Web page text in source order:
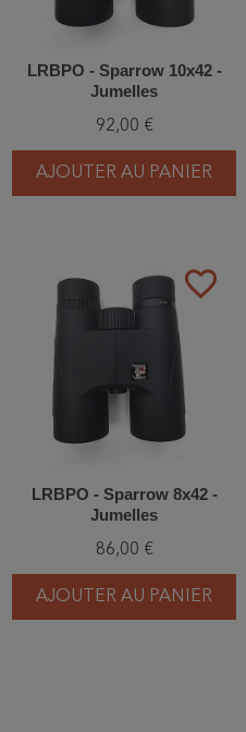
LRBPO - Sparrow 10x42 -
Jumelles
92,00 €
AJOUTER AU PANIER
favorite_border
LRBPO - Sparrow 8x42 -
Jumelles
86,00 €
AJOUTER AU PANIER